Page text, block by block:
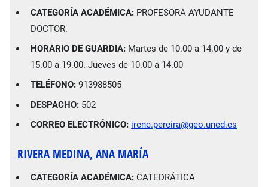
CATEGORÍA ACADÉMICA: PROFESORA AYUDANTE
DOCTOR.
HORARIO DE GUARDIA: Martes de 10.00 a 14.00 y de
15.00 a 19.00. Jueves de 10.00 a 14.00
TELÉFONO: 913988505
DESPACHO: 502
CORREO ELECTRÓNICO: irene.pereira@geo.uned.es
RIVERA MEDINA, ANA MARÍA
CATEGORÍA ACADÉMICA:CATEDRÁTICA